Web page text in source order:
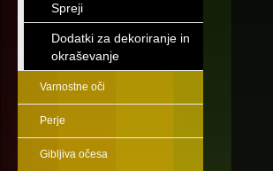
Spreji
Dodatki za dekoriranje in
okraševanje
Varnostne oči
Perje
Gibljiva očesa